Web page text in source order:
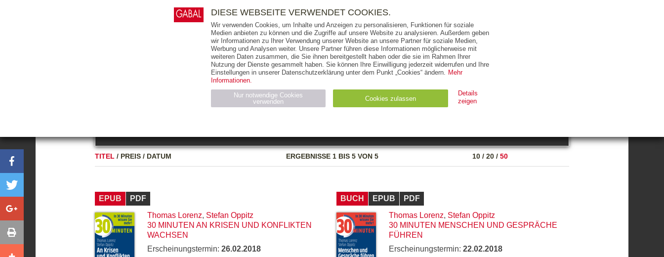
AUSGABEART AUS DER REIHE ZUM THEMA
TITEL / PREIS / DATUM ERGEBNISSE1 BIS 5 VON 5 10 / 20 / 50
EPUB
PDF
Thomas Lorenz, Stefan Oppitz
30 MINUTEN AN KRISEN UND KONFLIKTEN
WACHSEN
Erscheinungstermin: 26.02.2018
BUCH EPUB
PDF
Thomas Lorenz, Stefan Oppitz
30 MINUTEN MENSCHEN UND GESPRÄCHE
FÜHREN
Erscheinungstermin: 22.02.2018
E-BOOKS AUDIO-CDS MP3 NON-BOOKS
THEMEN AUTOREN VERLAG
RIGHTS PRESSE HANDEL FÜR UNTERNEHMEN
DIESE WEBSEITE VERWENDET COOKIES.
Wir verwenden Cookies, um Inhalte und Anzeigen zu personalisieren, Funktionen für soziale
Medien anbieten zu können und die Zugriffe auf unsere Website zu analysieren. Außerdem geben
wir Informationen zu Ihrer Verwendung unserer Website an unsere Partner für soziale Medien,
Werbung und Analysen weiter. Unsere Partner führen diese Informationen möglicherweise mit
weiteren Daten zusammen, die Sie ihnen bereitgestellt haben oder die sie im Rahmen Ihrer
Nutzung der Dienste gesammelt haben. Sie können Ihre Einwilligung jederzeit widerrufen und Ihre
Einstellungen in unserer Datenschutzerklärung unter dem Punkt „Cookies“ ändern. Mehr
Informationen.
Nur notwendige Cookies
verwenden
Cookies zulassen
Details
zeigen
Name Anbieter Zweck Ablauf
Typ
Wird für die Speicherung der Benutzer-Session verwendet HTTP